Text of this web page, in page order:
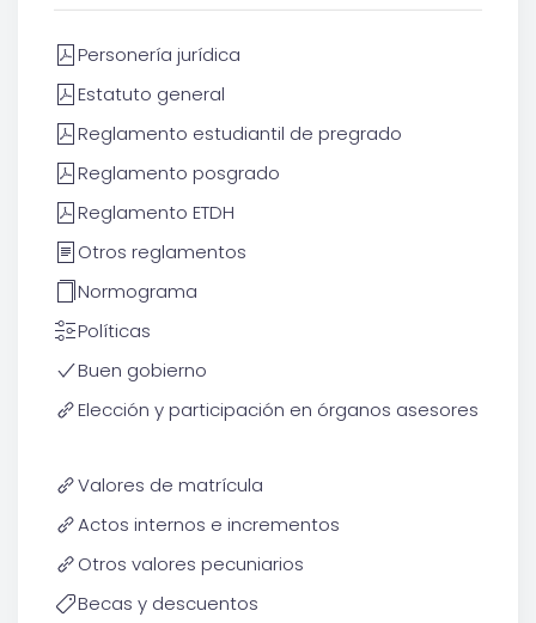
Personería jurídica
Estatuto general
Reglamento estudiantil de pregrado
Reglamento posgrado
Reglamento ETDH
Otros reglamentos
Normograma
Políticas
Buen gobierno
Elección y participación en órganos asesores
Valores de matrícula
Actos internos e incrementos
Otros valores pecuniarios
Becas y descuentos